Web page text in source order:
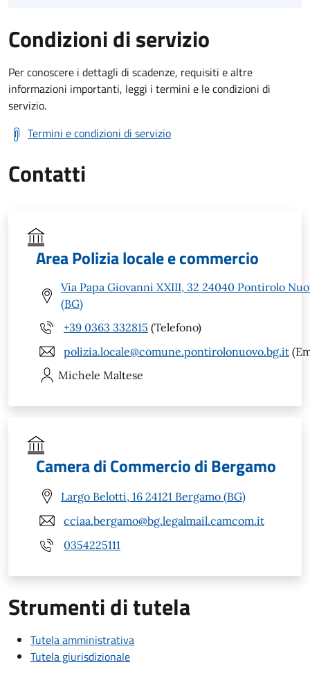
Condizioni di servizio
Per conoscere i dettagli di scadenze, requisiti e altre
informazioni importanti, leggi i termini e le condizioni di
servizio.
Termini e condizioni di servizio
Contatti
Area Polizia locale e commercio
Via Papa Giovanni XXIII, 32 24040 Pontirolo
(BG)
+39 0363 332815 (Telefono)
polizia.locale@comune.pontirolonuovo.bg.it
Michele Maltese
Camera di Commercio di Bergamo
Largo Belotti, 16 24121 Bergamo (BG)
cciaa.bergamo@bg.legalmail.camcom.it
0354225111
Strumenti di tutela
Tutela amministrativa
Tutela giurisdizionale